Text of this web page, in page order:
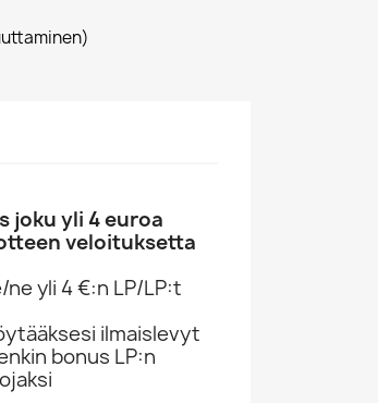
joku yli 4 euroa
veloituksetta
yli 4 €:n LP/LP:t
ilmaislevyt
bonus LP:n